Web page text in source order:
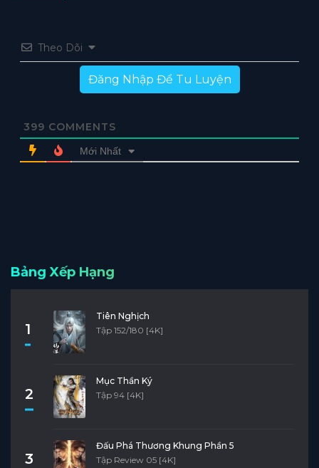
Theo Dõi
Đăng Nhập Để Tu Luyện
399 COMMENTS
Mới Nhất
Bảng Xếp Hạng
1
Tiên Nghịch
Tập 152/180 [4K]
2
Mục Thần Ký
Tập 94 [4K]
3
Đấu Phá Thương Khung Phần 5
Tập Review 05 [4K]